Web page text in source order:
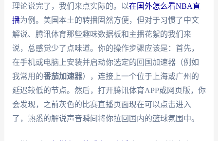
理论说完了，我们来点实际的。以在国外怎么看NBA直
播为例。美国本土的转播固然方便，但对于习惯了中文
解说、腾讯体育那些趣味数据板和主播花絮的我们来
说，总感觉少了点味道。你的操作步骤应该是：首先，
在手机或电脑上安装并启动你选定的回国加速器（例如
我常用的番茄加速器），连接上一个位于上海或广州的
延迟较低的节点。然后，打开腾讯体育APP或网页版，你
会发现，之前灰色的比赛直播页面现在可以点击进入
了，熟悉的解说声音瞬间将你拉回国内的篮球氛围中。